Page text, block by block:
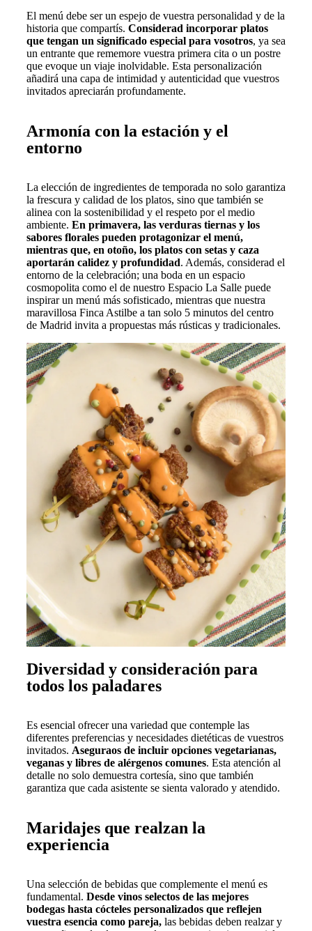
El menú debe ser un espejo de vuestra personalidad y de la
historia que compartís. Considerad incorporar platos
que tengan un significado especial para vosotros, ya sea
un entrante que rememore vuestra primera cita o un postre
que evoque un viaje inolvidable. Esta personalización
añadirá una capa de intimidad y autenticidad que vuestros
invitados apreciarán profundamente.
Armonía con la estación y el
entorno
La elección de ingredientes de temporada no solo garantiza
la frescura y calidad de los platos, sino que también se
alinea con la sostenibilidad y el respeto por el medio
ambiente. En primavera, las verduras tiernas y los
sabores florales pueden protagonizar el menú,
mientras que, en otoño, los platos con setas y caza
aportarán calidez y profundidad. Además, considerad el
entorno de la celebración; una boda en un espacio
cosmopolita como el de nuestro Espacio La Salle puede
inspirar un menú más sofisticado, mientras que nuestra
maravillosa Finca Astilbe a tan solo 5 minutos del centro
de Madrid invita a propuestas más rústicas y tradicionales.
Diversidad y consideración para
todos los paladares
Es esencial ofrecer una variedad que contemple las
diferentes preferencias y necesidades dietéticas de vuestros
invitados. Aseguraos de incluir opciones vegetarianas,
veganas y libres de alérgenos comunes. Esta atención al
detalle no solo demuestra cortesía, sino que también
garantiza que cada asistente se sienta valorado y atendido.
Maridajes que realzan la
experiencia
Una selección de bebidas que complemente el menú es
fundamental. Desde vinos selectos de las mejores
bodegas hasta cócteles personalizados que reflejen
vuestra esencia como pareja, las bebidas deben realzar y